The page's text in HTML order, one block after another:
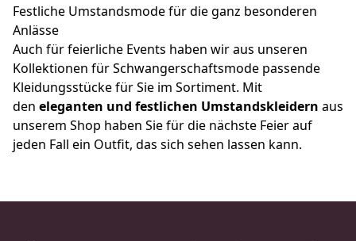
Festliche Umstandsmode für die ganz besonderen
Anlässe
Auch für feierliche Events haben wir aus unseren
Kollektionen für Schwangerschaftsmode passende
Kleidungsstücke für Sie im Sortiment. Mit
den eleganten und festlichen Umstandskleidern aus
unserem Shop haben Sie für die nächste Feier auf
jeden Fall ein Outfit, das sich sehen lassen kann.